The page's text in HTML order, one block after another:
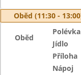
Oběd (11:30 -
Oběd
Polévka
Jídlo
Příloha
Nápoj